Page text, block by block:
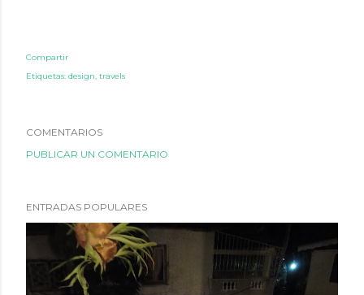
Compartir
Etiquetas: design travels
COMENTARIOS
PUBLICAR UN COMENTARIO
ENTRADAS POPULARES